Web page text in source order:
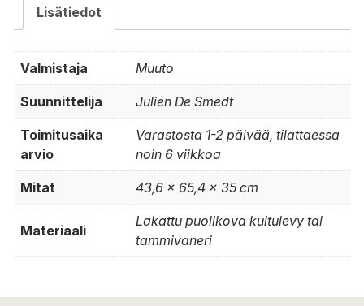
Lisätiedot
Valmistaja Muuto
Suunnittelija Julien De Smedt
Toimitusaika
arvio
Varastosta 1-2 päivää, tilattaessa
noin 6 viikkoa
Mitat 43,6 x 65,4 x 35 cm
Materiaali
Lakattu puolikova kuitulevy tai
tammivaneri